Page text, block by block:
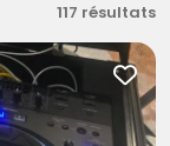
117 résultats